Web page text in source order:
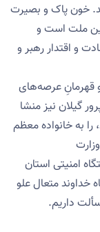
خون پاک و بصیرت
ملت است و
و اقتدار رهبر و
قهرمانِ عرصه‌های
گیلان نیز منشا
به خانواده معظم
امنیتی استان
خداوند متعال علو
داریم.